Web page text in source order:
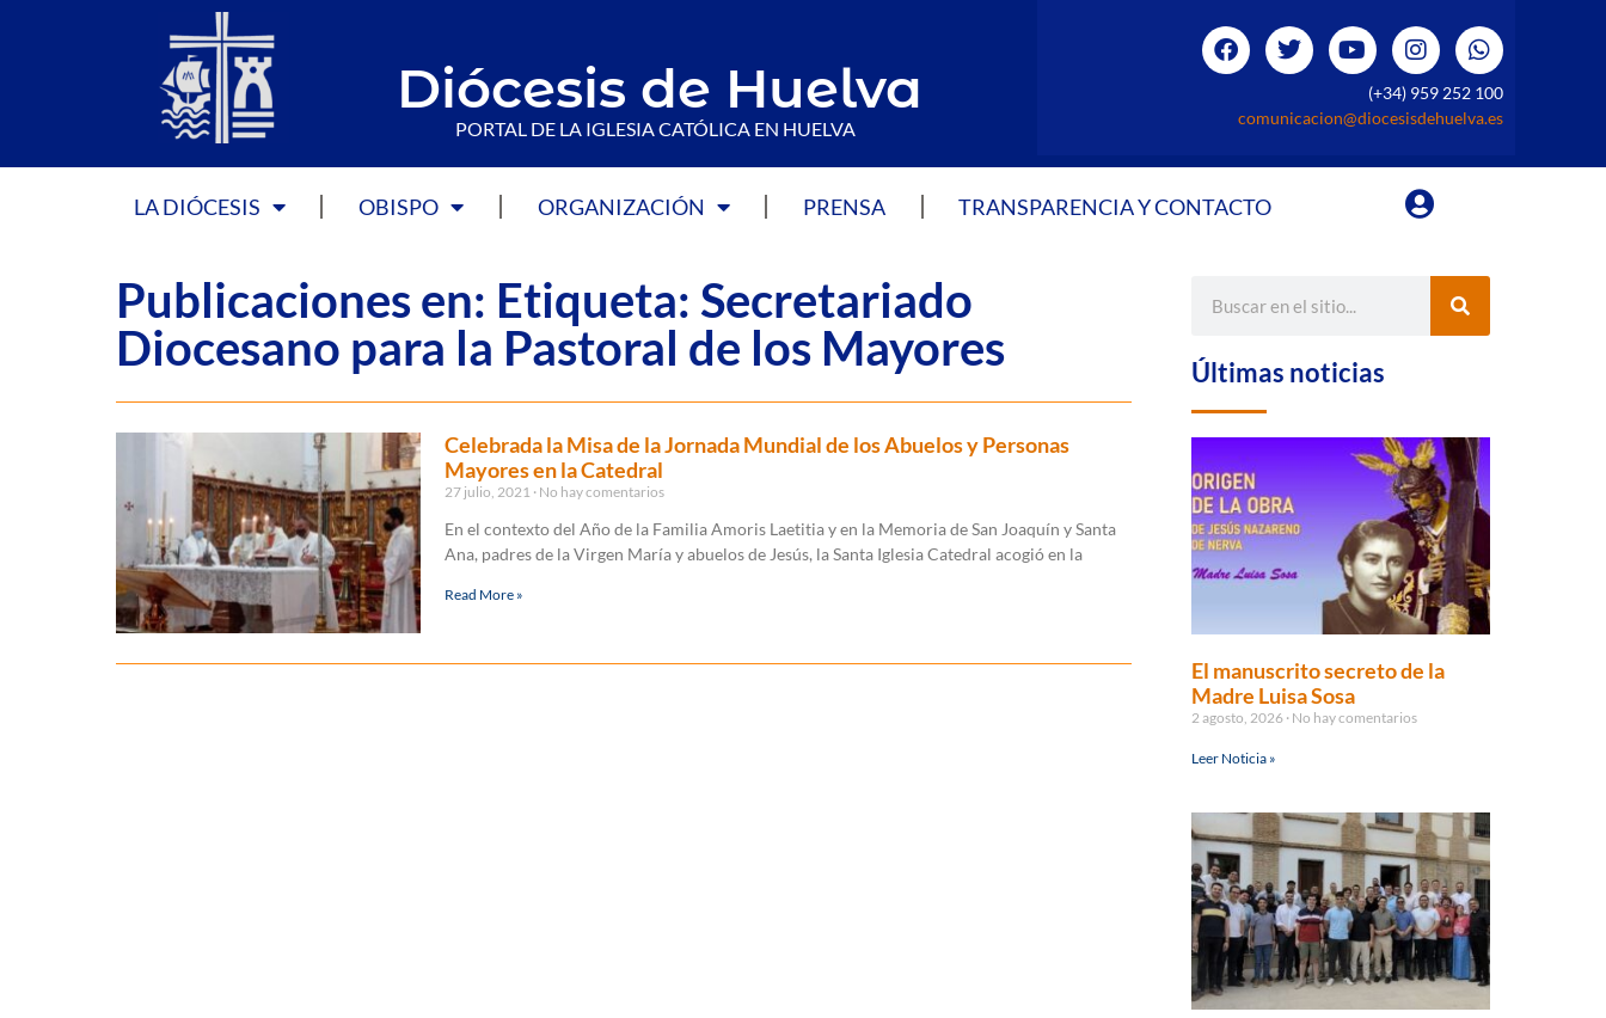
Diócesis de Huelva
PORTAL DE LA IGLESIA CATÓLICA EN HUELVA
(+34) 959 252 100
comunicacion@diocesisdehuelva.es
LA DIÓCESIS OBISPO ORGANIZACIÓN PRENSA TRANSPARENCIA Y CONTACTO
Publicaciones en: Etiqueta: Secretariado
Diocesano para la Pastoral de los Mayores
Celebrada la Misa de la Jornada Mundial de los Abuelos y Personas
Mayores en la Catedral
27 julio, 2021 No hay comentarios
En el contexto del Año de la Familia Amoris Laetitia y en la Memoria de San Joaquín y Santa
Ana, padres de la Virgen María y abuelos de Jesús, la Santa Iglesia Catedral acogió en la
Read More »
Últimas noticias
El manuscrito secreto de la
Madre Luisa Sosa
2 agosto, 2026 No hay comentarios
Leer Noticia »